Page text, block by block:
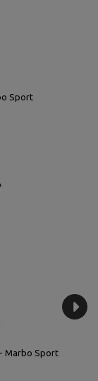
Sport
Marbo Sport